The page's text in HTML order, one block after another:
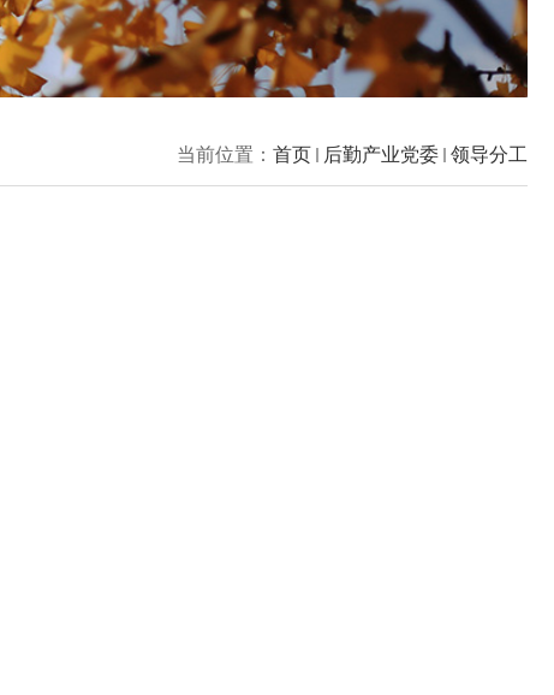
当前位置： 首页 后勤产业党委 领导分工